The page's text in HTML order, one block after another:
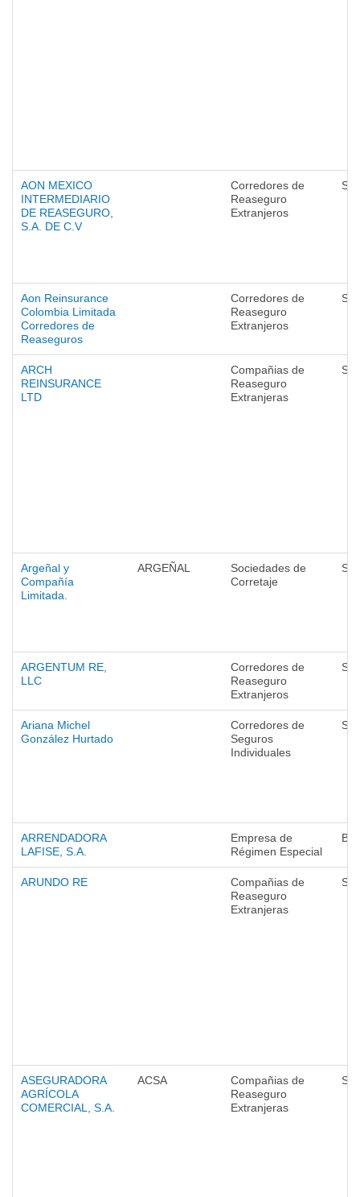
AON MEXICO
INTERMEDIARIO
DE REASEGURO,
S.A. DE C.V
Corredores de
Reaseguro
Extranjeros
Aon Reinsurance
Colombia Limitada
Corredores de
Reaseguros
Corredores de
Reaseguro
Extranjeros
ARCH
REINSURANCE
LTD
Compañias de
Reaseguro
Extranjeras
Argeñal y
Compañía
Limitada.
ARGEÑAL
Sociedades de
Corretaje
ARGENTUM RE,
LLC
Corredores de
Reaseguro
Extranjeros
Ariana Michel
González Hurtado
Corredores de
Seguros
Individuales
ARRENDADORA
LAFISE, S.A.
Empresa de
Régimen Especial
ARUNDO RE
Compañias de
Reaseguro
Extranjeras
ASEGURADORA
AGRÍCOLA
COMERCIAL, S.A.
ACSA
Compañias de
Reaseguro
Extranjeras